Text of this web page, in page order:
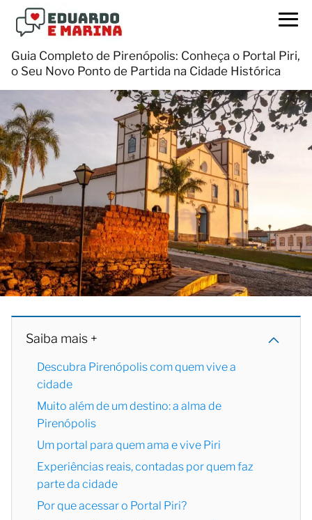
Guia Completo de Pirenópolis: Conheça o Portal Piri,
o Seu Novo Ponto de Partida na Cidade Histórica
Saiba mais +
Descubra Pirenópolis com quem vive a
cidade
Muito além de um destino: a alma de
Pirenópolis
Um portal para quem ama e vive Piri
Experiências reais, contadas por quem faz
parte da cidade
Por que acessar o Portal Piri?